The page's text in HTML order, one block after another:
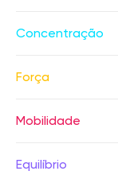
Concentração
Força
Mobilidade
Equilíbrio